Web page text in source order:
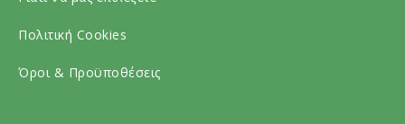
a
l
m
i
a
l
o
c
i
Πολιτική Cookies
Όροι & Προϋποθέσεις